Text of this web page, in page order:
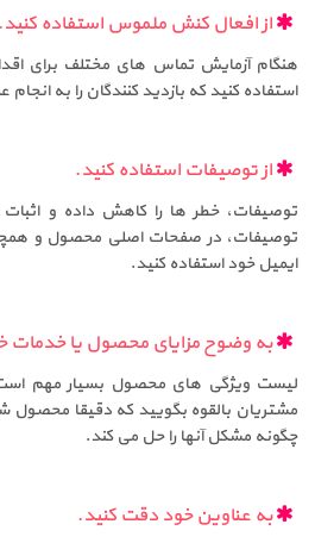
از افعال کنش ملموس استفاده کنید.
هنگام آزمایش تماس های مختلف برای
استفاده کنید که بازدید کنندگان را به
از توصیفات استفاده کنید.
توصیفات، خطر ها را کاهش داده و اثبات
توصیفات، در صفحات اصلی محصول و
ایمیل خود استفاده کنید.
به وضوح مزایای محصول یا خدمات
لیست ویژگی های محصول بسیار مهم
مشتریان بالقوه بگویید که دقیقا محصول
چگونه مشکل آنها را حل می کند.
به عناوین خود دقت کنید.